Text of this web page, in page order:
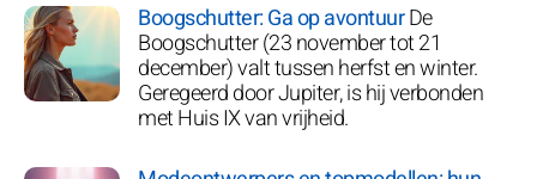
Boogschutter: Ga op avontuurDe
Boogschutter (23 november tot 21
december) valt tussen herfst en winter.
Geregeerd door Jupiter, is hij verbonden
met Huis IX van vrijheid.